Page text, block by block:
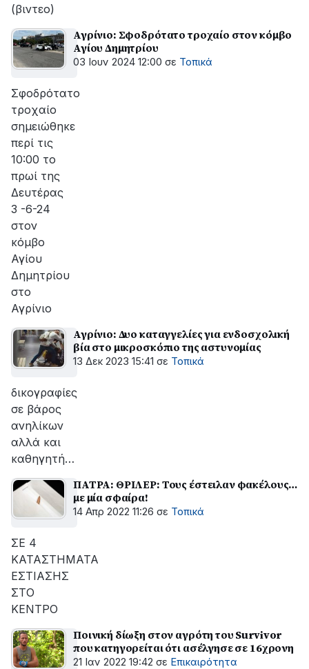
(βιντεο)
Αγρίνιο: Σφοδρότατο τροχαίο στον κόμβο
Αγίου Δημητρίου
03 Ιουν 2024 12:00 σε Τοπικά
Σφοδρότατο
τροχαίο
σημειώθηκε
περί τις
10:00 το
πρωί της
Δευτέρας
3 -6-24
στον
κόμβο
Αγίου
Δημητρίου
στο
Αγρίνιο
Αγρίνιο: Δυο καταγγελίες για ενδοσχολική
βία στο μικροσκόπιο της αστυνομίας
13 Δεκ 2023 15:41 σε Τοπικά
δικογραφίες
σε βάρος
ανηλίκων
αλλά και
καθηγητή…
ΠΑΤΡΑ: ΘΡΙΛΕΡ: Τους έστειλαν φακέλους…
με μία σφαίρα!
14 Απρ 2022 11:26 σε Τοπικά
ΣΕ 4
ΚΑΤΑΣΤΗΜΑΤΑ
ΕΣΤΙΑΣΗΣ
ΣΤΟ
ΚΕΝΤΡΟ
Ποινική δίωξη στον αγρότη του Survivor
που κατηγορείται ότι ασέλγησε σε 16χρονη
21 Ιαν 2022 19:42 σε Επικαιρότητα